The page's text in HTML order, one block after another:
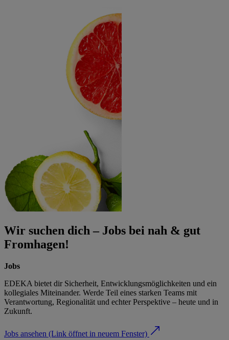
Wir suchen dich – Jobs bei nah & gut
Fromhagen!
Jobs
EDEKA bietet dir Sicherheit, Entwicklungsmöglichkeiten und ein
kollegiales Miteinander. Werde Teil eines starken Teams mit
Verantwortung, Regionalität und echter Perspektive – heute und in
Zukunft.
Jobs ansehen (Link öffnet in neuem Fenster)